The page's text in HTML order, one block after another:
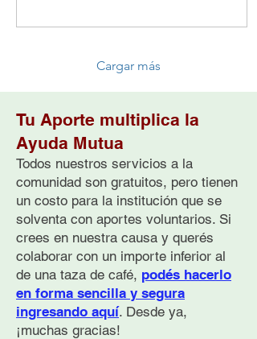
Cargar más
Tu Aporte multiplica la
Ayuda Mutua
Todos nuestros servicios a la
comunidad son gratuitos, pero tienen
un costo para la institución que se
solventa con aportes voluntarios. Si
crees en nuestra causa y querés
colaborar con un importe inferior al
de una taza de café, podés hacerlo
en forma sencilla y segura
ingresando aquí. Desde ya,
¡muchas gracias!